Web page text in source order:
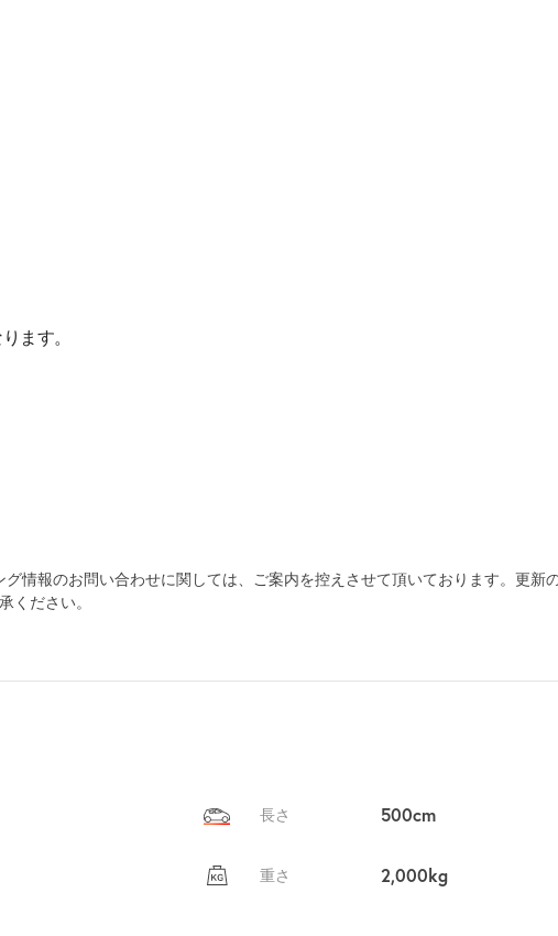
ます。
情報のお問い合わせに関しては、ご案内を控えさせて頂いております。更新
ください。
長さ 500cm
重さ 2,000kg
を